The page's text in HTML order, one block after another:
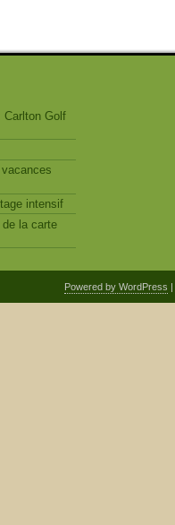
Carlton Golf
intensif
la carte
Powered by WordPress |